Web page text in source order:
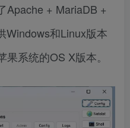
Apache + MariaDB +
Windows和Linux版本
系统的OS X版本。